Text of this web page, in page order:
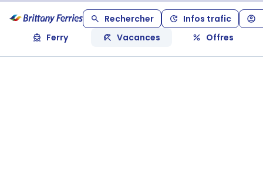
Rechercher
Infos trafic
Ferry
Vacances Offres